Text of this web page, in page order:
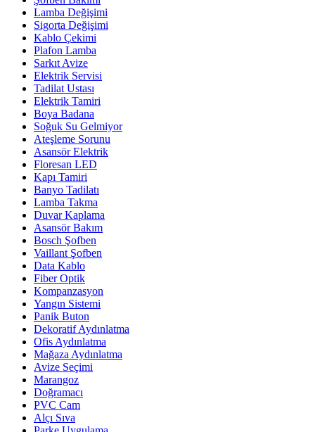
Lamba Değişimi
Sigorta Değişimi
Kablo Çekimi
Plafon Lamba
Sarkıt Avize
Elektrik Servisi
Tadilat Ustası
Elektrik Tamiri
Boya Badana
Soğuk Su Gelmiyor
Ateşleme Sorunu
Asansör Elektrik
Floresan LED
Kapı Tamiri
Banyo Tadilatı
Lamba Takma
Duvar Kaplama
Asansör Bakım
Bosch Şofben
Vaillant Şofben
Data Kablo
Fiber Optik
Kompanzasyon
Yangın Sistemi
Panik Buton
Dekoratif Aydınlatma
Ofis Aydınlatma
Mağaza Aydınlatma
Avize Seçimi
Marangoz
Doğramacı
PVC Cam
Alçı Sıva